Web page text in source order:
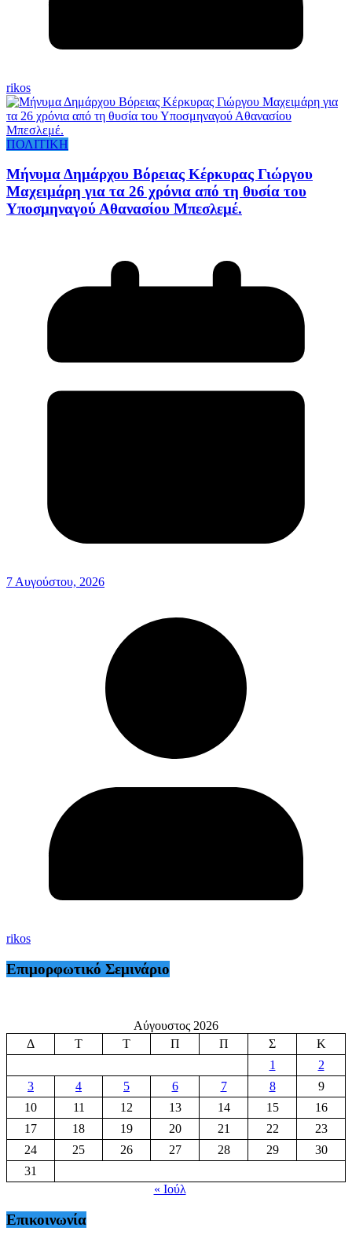
rikos
ΠΟΛΙΤΙΚΗ
Μήνυμα Δημάρχου Βόρειας Κέρκυρας Γιώργου
Μαχειμάρη για τα 26 χρόνια από τη θυσία του
Υποσμηναγού Αθανασίου Μπεσλεμέ.
7 Αυγούστου, 2026
rikos
Επιμορφωτικό Σεμινάριο
Αύγουστος 2026
Δ
Τ Τ Π Π Σ
Κ
1
2
3
4 5 6 7 8
9
10
11 12 13 14 15
16
17
18 19 20 21 22
23
24
25 26 27 28 29
30
31
« Ιούλ
Επικοινωνία